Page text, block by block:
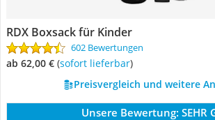
RDX Boxsack für Kinder
602 Bewertungen
ab 62,00 € ( Sofort lieferbar)
Preisvergleich und weitere
Unsere Bewertung: SEHR